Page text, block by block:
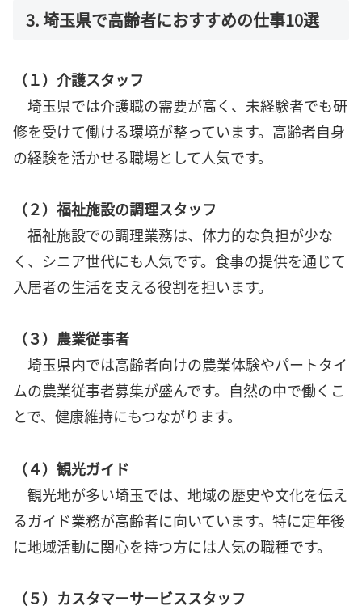
3. 埼玉県で高齢者におすすめの仕事10選
（１）介護スタッフ
埼玉県では介護職の需要が高く、未経験者でも研
修を受けて働ける環境が整っています。高齢者自身
の経験を活かせる職場として人気です。
（２）福祉施設の調理スタッフ
福祉施設での調理業務は、体力的な負担が少な
く、シニア世代にも人気です。食事の提供を通じて
入居者の生活を支える役割を担います。
（３）農業従事者
埼玉県内では高齢者向けの農業体験やパートタイ
ムの農業従事者募集が盛んです。自然の中で働くこ
とで、健康維持にもつながります。
（４）観光ガイド
観光地が多い埼玉では、地域の歴史や文化を伝え
るガイド業務が高齢者に向いています。特に定年後
に地域活動に関心を持つ方には人気の職種です。
（５）カスタマーサービススタッフ